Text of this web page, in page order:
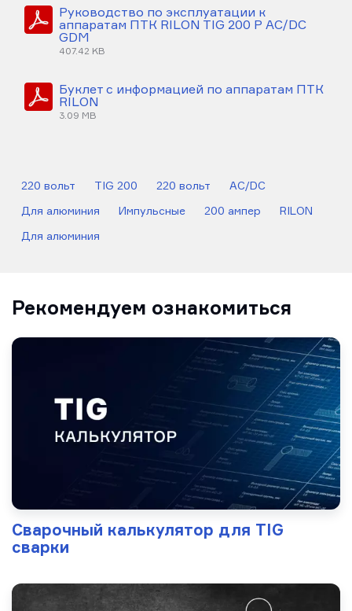
Руководство по эксплуатации к
аппаратам ПТК RILON TIG 200 P AC/DC
GDM
407.42 KB
Буклет с информацией по аппаратам ПТК
RILON
3.09 MB
220 вольт TIG 200 220 вольт AC/DC
Для алюминия Импульсные 200 ампер RILON
Для алюминия
Рекомендуем ознакомиться
Сварочный калькулятор для TIG
сварки